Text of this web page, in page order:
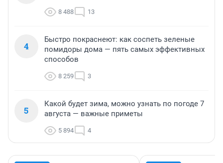
8 488 13
4
Быстро покраснеют: как соспеть зеленые
помидоры дома — пять самых эффективных
способов
8 259 3
5
Какой будет зима, можно узнать по погоде 7
августа — важные приметы
5 894 4